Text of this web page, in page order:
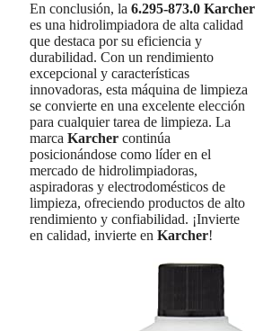
En conclusión, la 6.295-873.0 Karcher
es una hidrolimpiadora de alta calidad
que destaca por su eficiencia y
durabilidad. Con un rendimiento
excepcional y características
innovadoras, esta máquina de limpieza
se convierte en una excelente elección
para cualquier tarea de limpieza. La
marca Karcher continúa
posicionándose como líder en el
mercado de hidrolimpiadoras,
aspiradoras y electrodomésticos de
limpieza, ofreciendo productos de alto
rendimiento y confiabilidad. ¡Invierte
en calidad, invierte en Karcher!